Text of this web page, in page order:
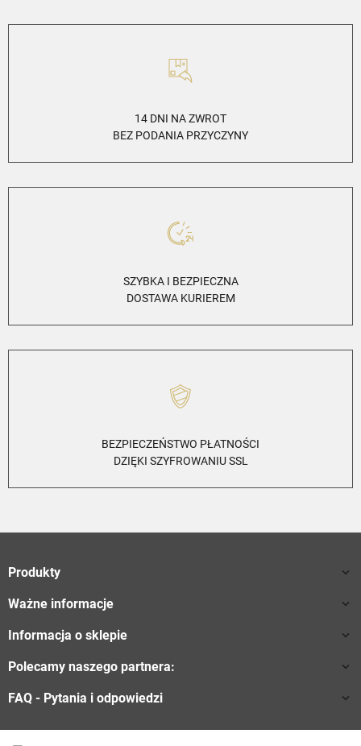
14 DNI NA ZWROT
BEZ PODANIA PRZYCZYNY
SZYBKA I BEZPIECZNA
DOSTAWA KURIEREM
BEZPIECZEŃSTWO PŁATNOŚCI
DZIĘKI SZYFROWANIU SSL
Produkty 
Ważne informacje 
Informacja o sklepie 
Polecamy naszego partnera: 
FAQ - Pytania i odpowiedzi 